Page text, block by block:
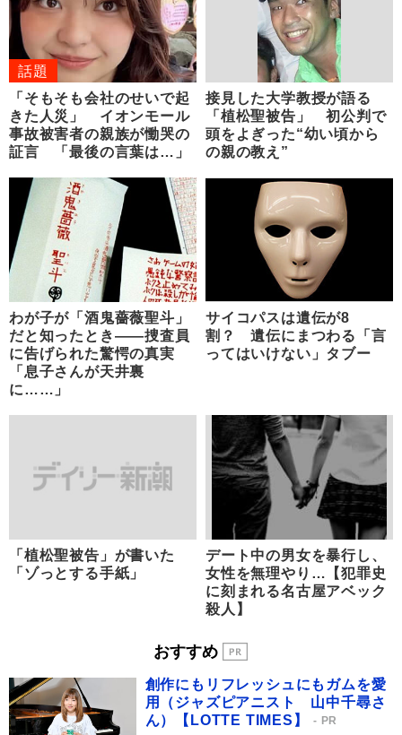
話題
「そもそも会社のせいで起
きた人災」 イオンモール
事故被害者の親族が慟哭の
証言 「最後の言葉は…」
接見した大学教授が語る
「植松聖被告」 初公判で
頭をよぎった“幼い頃から
の親の教え”
わが子が「酒鬼薔薇聖斗」
だと知ったとき――捜査員
に告げられた驚愕の真実
「息子さんが天井裏
に……」
サイコパスは遺伝が8
割？ 遺伝にまつわる「言
ってはいけない」タブー
「植松聖被告」が書いた
「ゾっとする手紙」
デート中の男女を暴行し、
女性を無理やり…【犯罪史
に刻まれる名古屋アベック
殺人】
おすすめ
創作にもリフレッシュにもガムを愛
用（ジャズピアニスト 山中千尋さ
ん）【LOTTE TIMES】
PR